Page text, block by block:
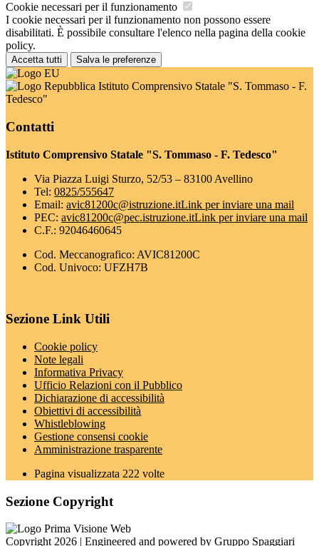
Cookie necessari per il funzionamento
I cookie necessari per il funzionamento non possono essere
disabilitati. È possibile consultare l'elenco nella pagina della cookie
policy.
Accetta tutti Salva le preferenze
Istituto Comprensivo Statale "S. Tommaso - F.
Tedesco"
Contatti
Istituto Comprensivo Statale "S. Tommaso - F. Tedesco"
Via Piazza Luigi Sturzo, 52/53 – 83100 Avellino
Tel: 0825/555647
Email: avic81200c@istruzione.itLink per inviare una mail
PEC: avic81200c@pec.istruzione.itLink per inviare una mail
C.F.: 92046460645
Cod. Meccanografico: AVIC81200C
Cod. Univoco: UFZH7B
Sezione Link Utili
Cookie policy
Note legali
Informativa Privacy
Ufficio Relazioni con il Pubblico
Dichiarazione di accessibilità
Obiettivi di accessibilità
Whistleblowing
Gestione consensi cookie
Amministrazione trasparente
Pagina visualizzata 222 volte
Sezione Copyright
Copyright 2026 | Engineered and powered by Gruppo Spaggiari